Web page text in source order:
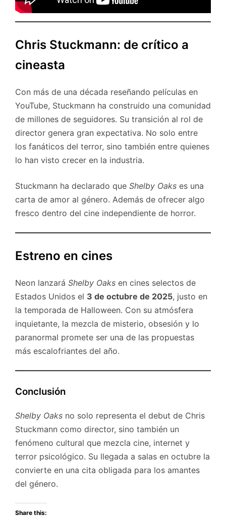
Chris Stuckmann: de crítico a
cineasta
Con más de una década reseñando películas en
YouTube, Stuckmann ha construido una comunidad
de millones de seguidores. Su transición al rol de
director genera gran expectativa. No solo entre
los fanáticos del terror, sino también entre quienes
lo han visto crecer en la industria.
Stuckmann ha declarado que Shelby Oaks es una
carta de amor al género. Además de ofrecer algo
fresco dentro del cine independiente de horror.
Estreno en cines
Neon lanzará Shelby Oaks en cines selectos de
Estados Unidos el 3 de octubre de 2025, justo en
la temporada de Halloween. Con su atmósfera
inquietante, la mezcla de misterio, obsesión y lo
paranormal promete ser una de las propuestas
más escalofriantes del año.
Conclusión
Shelby Oaks no solo representa el debut de Chris
Stuckmann como director, sino también un
fenómeno cultural que mezcla cine, internet y
terror psicológico. Su llegada a salas en octubre la
convierte en una cita obligada para los amantes
del género.
Share this: